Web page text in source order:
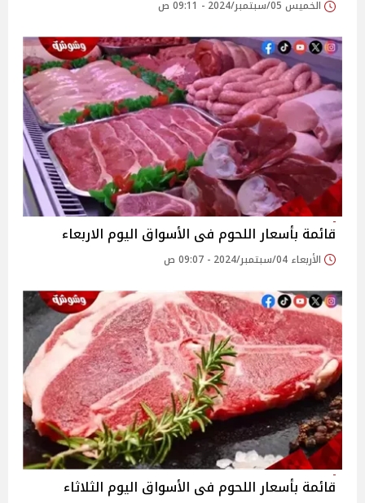
الخميس 05/سبتمبر/2024 - 09:11 ص
قائمة بأسعار اللحوم فى الأسواق اليوم الاربعاء
الأربعاء 04/سبتمبر/2024 - 09:07 ص
قائمة بأسعار اللحوم فى الأسواق اليوم الثلاثاء